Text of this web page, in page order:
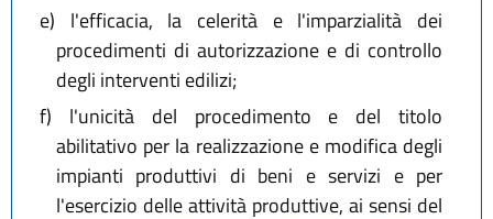
e) l'efficacia, la celerità e l'imparzialità dei
procedimenti di autorizzazione e di controllo
degli interventi edilizi;
f) l'unicità del procedimento e del titolo
abilitativo per la realizzazione e modifica degli
impianti produttivi di beni e servizi e per
l'esercizio delle attività produttive, ai sensi del